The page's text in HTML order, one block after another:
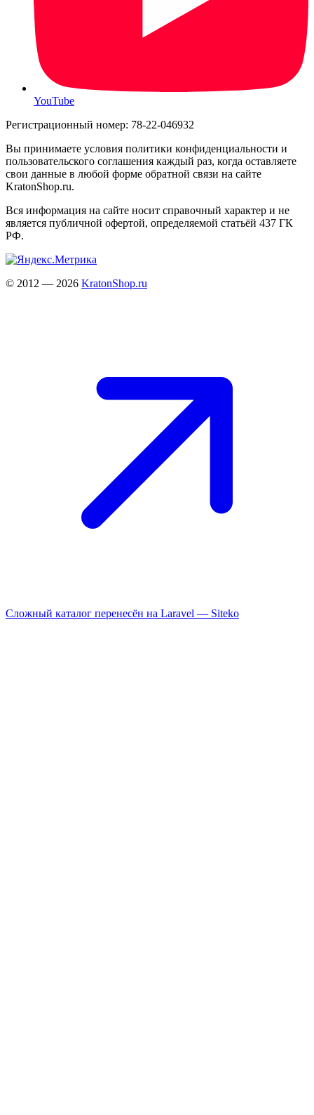
YouTube
Регистрационный номер: 78-22-046932
Вы принимаете условия политики конфиденциальности и
пользовательского соглашения каждый раз, когда оставляете
свои данные в любой форме обратной связи на сайте
KratonShop.ru.
Вся информация на сайте носит справочный характер и не
является публичной офертой, определяемой статьёй 437 ГК
РФ.
© 2012 — 2026 KratonShop.ru
Сложный каталог перенесён на Laravel — Siteko